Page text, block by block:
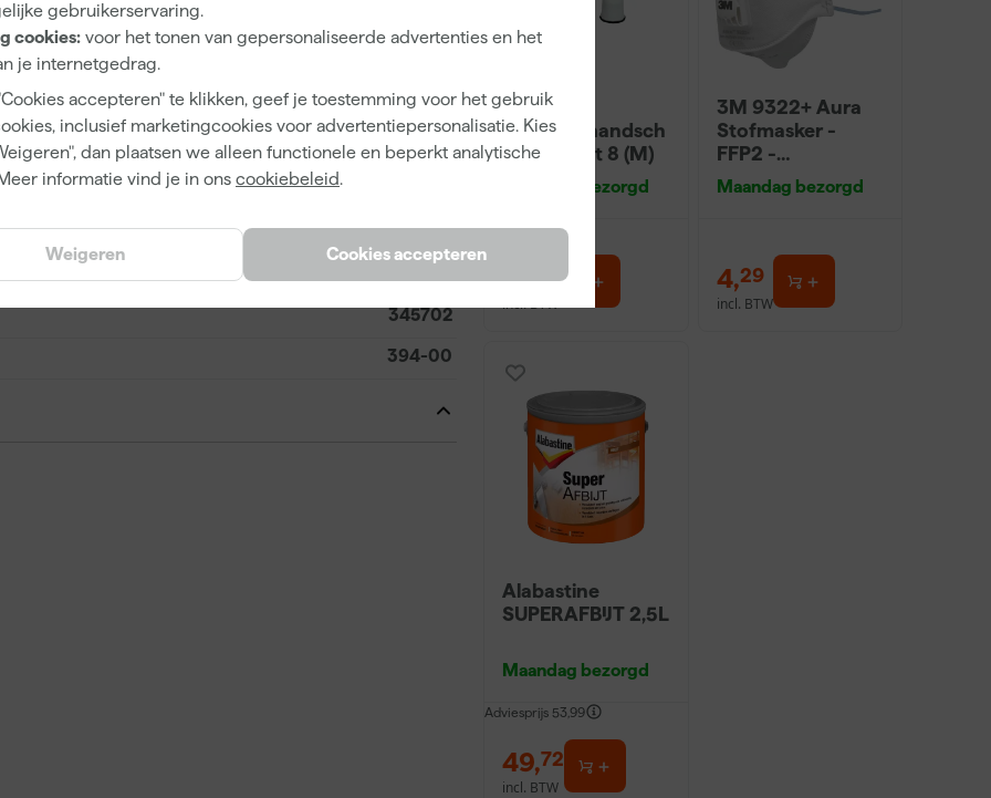
gebruikerservaring.
cookies: voor het tonen van gepersonaliseerde advertenties en het
je internetgedrag.
accepteren" te klikken, geef je toestemming voor het gebruik
inclusief marketingcookies voor advertentiepersonalisatie. Kies
dan plaatsen we alleen functionele en beperkt analytische
informatie vind je in ons cookiebeleid.
Cookies accepteren
Weigeren
aan zonder gedoe. Dankzij het compacte formaat
de hand hebt tijdens schilderwerk. Het ontwerp is
bijvoorbeeld door overbelasting van de pols. De
je randen, vensterbanken en plinten netjes kunt
maakt nauwkeurige positionering mogelijk, wat
je veel en zorgvuldig moet maskeren.
345702
394-00
Anza PRO
Schildershandsch
oen - maat 8 (M)
Maandag bezorgd
2,
incl. BTW
3M 9322+ Aura
Stofmasker -
FFP2 -
Onderhoudsvrij -
Plooibaar - Met
Maandag bezorgd
4,29
incl. BTW
Alabastine
SUPERAFBIJT 2,5L
Maandag bezorgd
Adviesprijs 53,99
49,72
incl. BTW